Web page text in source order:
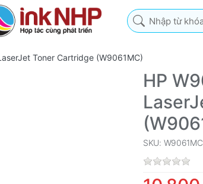
Nhập từ khóa tìm
Toner Cartridge (W9061MC)
HP
SKU: W9061MC